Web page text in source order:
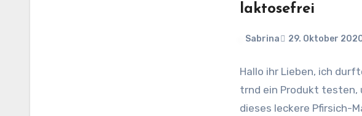
laktosefrei
Sabrina 29. Oktober
Hallo ihr Lieben, ich
trnd ein Produkt testen,
dieses leckere Pfirsich-